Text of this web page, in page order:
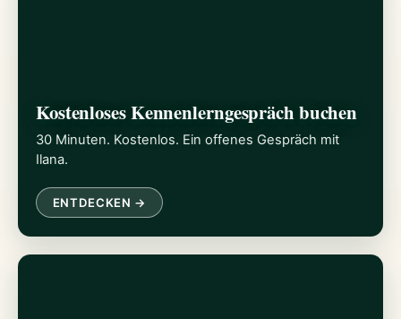
Kostenloses Kennenlerngespräch buchen
30 Minuten. Kostenlos. Ein offenes Gespräch mit
Ilana.
ENTDECKEN →